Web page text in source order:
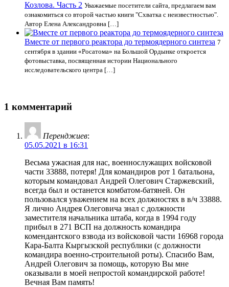
Козлова. Часть 2 Уважаемые посетители сайта, предлагаем вам
ознакомиться со второй частью книги "Схватка с неизвестностью".
Автор Елена Александровна […]
Вместе от первого реактора до термоядерного синтеза 7
сентября в здании «Росатома» на Большой Ордынке откроется
фотовыставка, посвященная истории Национального
исследовательского центра […]
1 комментарий
Перенджиев:
05.05.2021 в 16:31
Весьма ужасная для нас, военнослужащих войсковой
части 33888, потеря! Для командиров рот 1 батальона,
которым командовал Андрей Олегович Старжевский,
всегда был и останется комбатом-батяней. Он
пользовался уважением на всех должностях в в/ч 33888.
Я лично Андрея Олеговича знал с должности
заместителя начальника штаба, когда в 1994 году
прибыл в 271 ВСП на должность командира
комендантского взвода из войсковой части 16968 города
Кара-Балта Кыргызской республики (с должности
командира военно-строительной роты). Спасибо Вам,
Андрей Олегович за помощь, которую Вы мне
оказывали в моей непростой командирской работе!
Вечная Вам память!